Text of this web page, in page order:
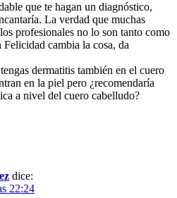
que te hagan un diagnóstico,
La verdad que muchas
profesionales no lo son tanto como
cambia la cosa, da
dermatitis también en el cuero
en la piel pero ¿recomendaría
a nivel del cuero cabelludo?
dice:
22:24